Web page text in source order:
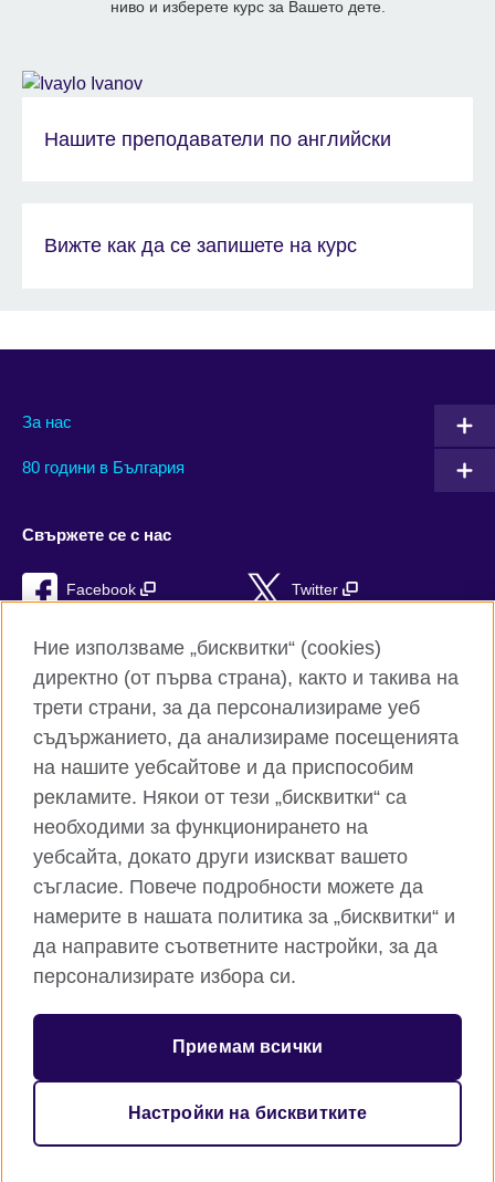
ниво и изберете курс за Вашето дете.
Нашите преподаватели по английски
Вижте как да се запишете на курс
За нас
80 години в България
Свържете се с нас
Facebook Twitter
YouTube
TikTok RSS
Глобален уебсайт на Британски съвет
Поверителност и условия за ползване
Бисквитки
Карта на сайта
© 2026 British Council
Британски съвет е международната организация на
културни връзки. Ние сме регистрирани като организация с
идеална цел под номер 209131 (Англия и Уелс) и номер
организация в обществена полза с ЕИК 176540548.
Ние използваме „бисквитки“ (cookies)
директно (от първа страна), както и такива на
трети страни, за да персонализираме уеб
съдържанието, да анализираме посещенията
на нашите уебсайтове и да приспособим
рекламите. Някои от тези „бисквитки“ са
необходими за функционирането на
уебсайта, докато други изискват вашето
съгласие. Повече подробности можете да
намерите в нашата политика за „бисквитки“ и
да направите съответните настройки, за да
персонализирате избора си.
Приемам всички
Настройки на бисквитките